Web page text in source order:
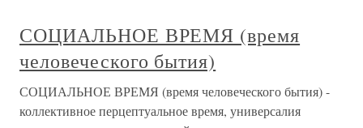
СОЦИАЛЬНОЕ ВРЕМЯ (время
человеческого бытия)
СОЦИАЛЬНОЕ ВРЕМЯ (время человеческого бытия) -
коллективное перцептуальное время, универсалия